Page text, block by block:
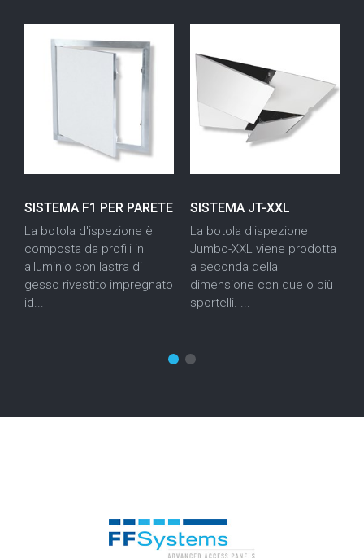
SISTEMA F1 PER PARETE
La botola d'ispezione è
composta da profili in
alluminio con lastra di
gesso rivestito impregnato
id...
SISTEMA JT-XXL
La botola d'ispezione
Jumbo-XXL viene prodotta
a seconda della
dimensione con due o più
sportelli. ...